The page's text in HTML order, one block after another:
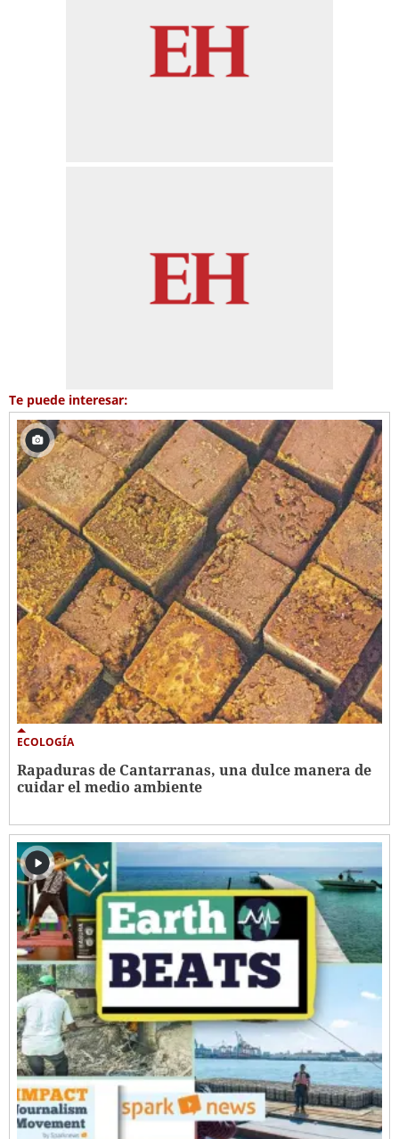
Te puede interesar:
ECOLOGÍA
Rapaduras de Cantarranas, una dulce manera de
cuidar el medio ambiente